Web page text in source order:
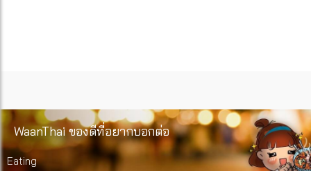
WaanThai ของดีที่อยากบอกต่อ
Eating